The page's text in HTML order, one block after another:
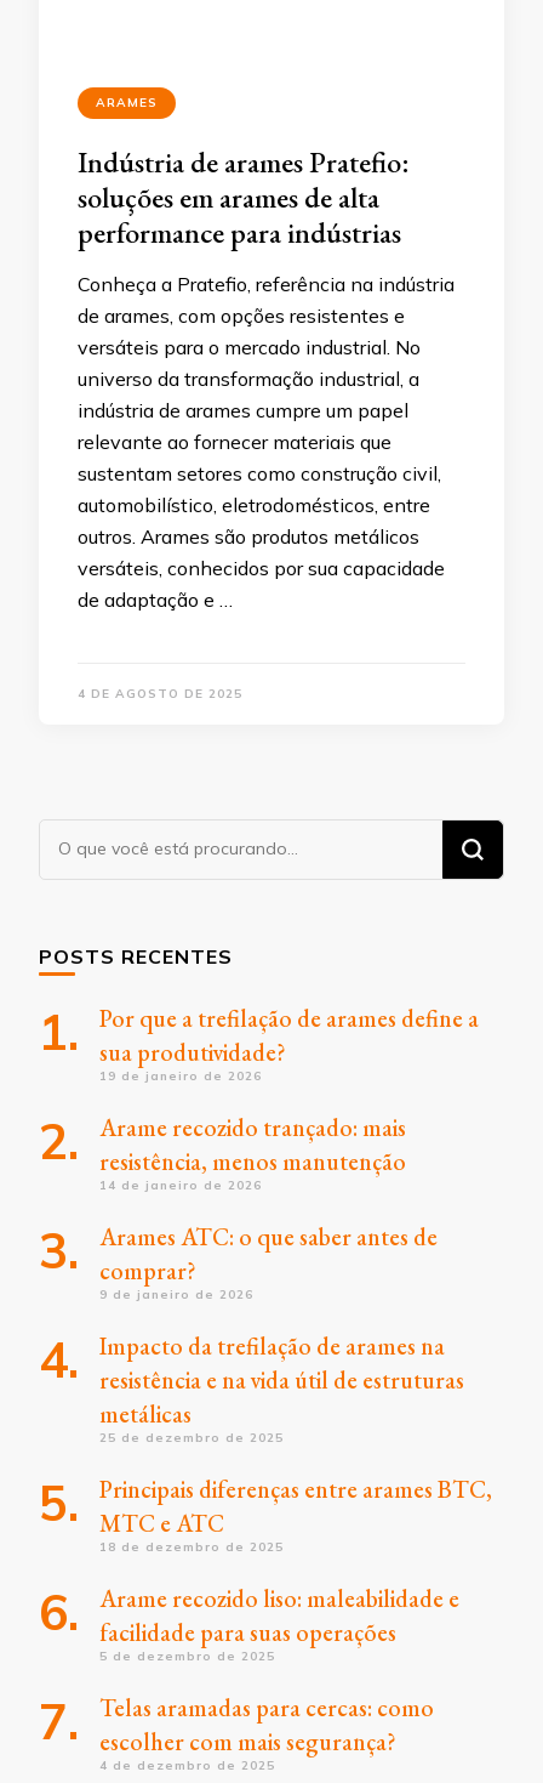
ARAMES
Indústria de arames Pratefio:
soluções em arames de alta
performance para indústrias
Conheça a Pratefio, referência na indústria
de arames, com opções resistentes e
versáteis para o mercado industrial. No
universo da transformação industrial, a
indústria de arames cumpre um papel
relevante ao fornecer materiais que
sustentam setores como construção civil,
automobilístico, eletrodomésticos, entre
outros. Arames são produtos metálicos
versáteis, conhecidos por sua capacidade
de adaptação e …
4 DE AGOSTO DE 2025
Procurando
algo?
POSTS RECENTES
Por que a trefilação de arames define a
sua produtividade?
19 de janeiro de 2026
Arame recozido trançado: mais
resistência, menos manutenção
14 de janeiro de 2026
Arames ATC: o que saber antes de
comprar?
9 de janeiro de 2026
Impacto da trefilação de arames na
resistência e na vida útil de estruturas
metálicas
25 de dezembro de 2025
Principais diferenças entre arames BTC,
MTC e ATC
18 de dezembro de 2025
Arame recozido liso: maleabilidade e
facilidade para suas operações
5 de dezembro de 2025
Telas aramadas para cercas: como
escolher com mais segurança?
4 de dezembro de 2025